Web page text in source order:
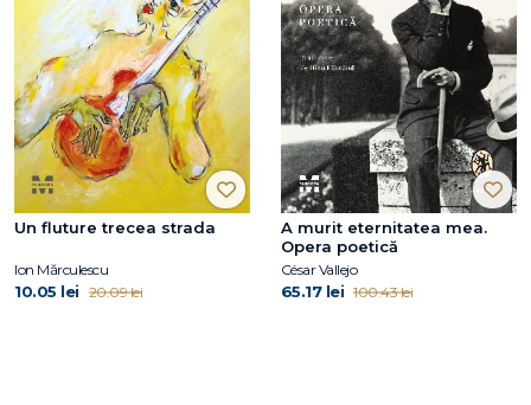
Un fluture trecea strada
Ion Mărculescu
10.05 lei 20.09 lei
A murit eternitatea mea.
Opera poetică
César Vallejo
65.17 lei 100.43 lei